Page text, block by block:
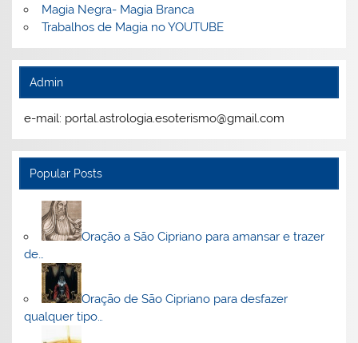
Magia Negra- Magia Branca
Trabalhos de Magia no YOUTUBE
Admin
e-mail: portal.astrologia.esoterismo@gmail.com
Popular Posts
Oração a São Cipriano para amansar e trazer
de…
Oração de São Cipriano para desfazer
qualquer tipo…